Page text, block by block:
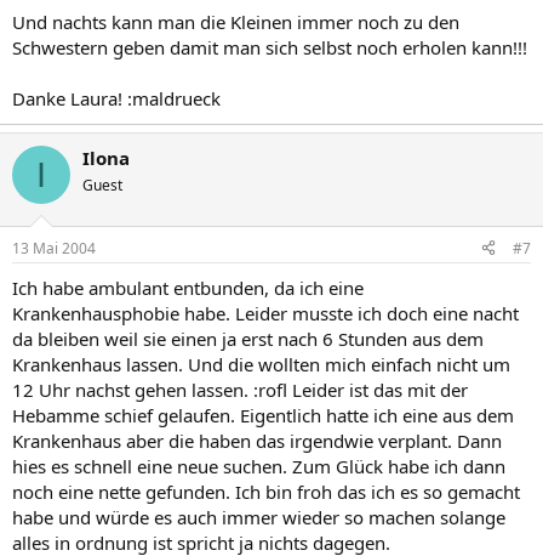
Und nachts kann man die Kleinen immer noch zu den
Schwestern geben damit man sich selbst noch erholen kann!!!
Danke Laura! :maldrueck
I Ilona
Guest
13 Mai 2004 #7
Ich habe ambulant entbunden, da ich eine
Krankenhausphobie habe. Leider musste ich doch eine nacht
da bleiben weil sie einen ja erst nach 6 Stunden aus dem
Krankenhaus lassen. Und die wollten mich einfach nicht um
12 Uhr nachst gehen lassen. :rofl Leider ist das mit der
Hebamme schief gelaufen. Eigentlich hatte ich eine aus dem
Krankenhaus aber die haben das irgendwie verplant. Dann
hies es schnell eine neue suchen. Zum Glück habe ich dann
noch eine nette gefunden. Ich bin froh das ich es so gemacht
habe und würde es auch immer wieder so machen solange
alles in ordnung ist spricht ja nichts dagegen.